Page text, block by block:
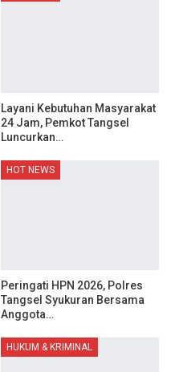
Layani Kebutuhan Masyarakat
24 Jam, Pemkot Tangsel
Luncurkan…
HOT NEWS
Peringati HPN 2026, Polres
Tangsel Syukuran Bersama
Anggota…
HUKUM & KRIMINAL